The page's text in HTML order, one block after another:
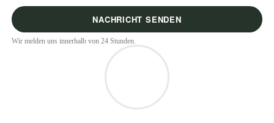
Wir melden uns innerhalb von 24 Stunden.